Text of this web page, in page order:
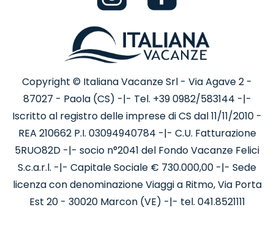
Copyright © Italiana Vacanze Srl - Via Agave 2 -
87027 - Paola (CS) -|- Tel. +39 0982/583144 -|-
Iscritto al registro delle imprese di CS dal 11/11/2010 -
REA 210662 P.I. 03094940784 -|- C.U. Fatturazione
5RUO82D -|- socio n°2041 del Fondo Vacanze Felici
S.c.a.r.l. -|- Capitale Sociale € 730.000,00 -|- Sede
licenza con denominazione Viaggi a Ritmo, Via Porta
Est 20 - 30020 Marcon (VE) -|- tel. 041.8521111